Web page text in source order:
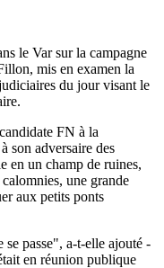
le Var sur la campagne
mis en examen la
du jour visant le
FN à la
son adversaire des
en un champ de ruines,
une grande
aux petits ponts
se passe", a-t-elle ajouté -
en réunion publique